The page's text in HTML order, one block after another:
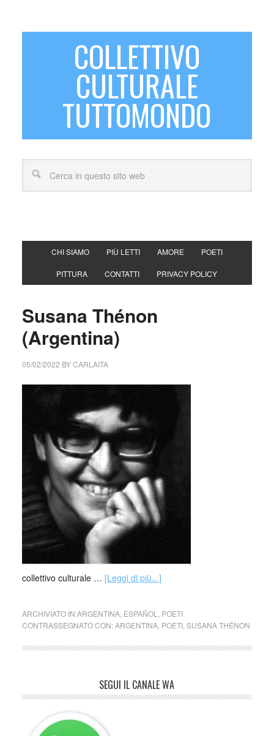
COLLETTIVO
CULTURALE
TUTTOMONDO
CHI SIAMO PIÙ LETTI AMORE POETI
PITTURA CONTATTI PRIVACY POLICY
Susana Thénon
(Argentina)
05/02/2022 BYCARLAITA
collettivo culturale … [Leggi di più...]
ARCHIVIATO IN:ARGENTINA, ESPAÑOL
POETI
CONTRASSEGNATO CON:ARGENTINA, POETI, SUSANA THÉNON
SEGUI IL CANALE WA